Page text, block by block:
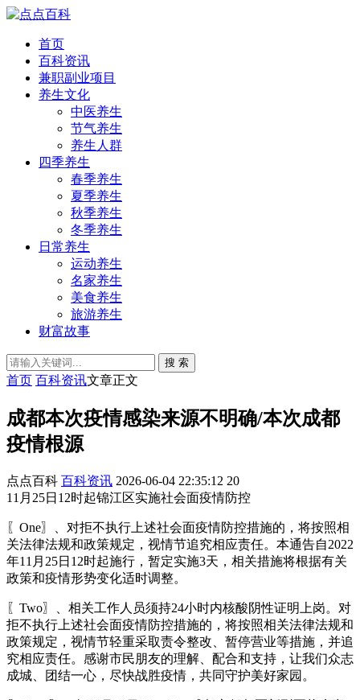
首页
百科资讯
兼职副业项目
养生文化
中医养生
节气养生
养生人群
四季养生
春季养生
夏季养生
秋季养生
冬季养生
日常养生
运动养生
名家养生
美食养生
旅游养生
财富故事
搜 索
首页 百科资讯文章正文
成都本次疫情感染来源不明确/本次成都
疫情根源
点点百科 百科资讯 2026-06-04 22:35:12 20
11月25日12时起锦江区实施社会面疫情防控
〖One〗、对拒不执行上述社会面疫情防控措施的，将按照相
关法律法规和政策规定，视情节追究相应责任。本通告自2022
年11月25日12时起施行，暂定实施3天，相关措施将根据有关
政策和疫情形势变化适时调整。
〖Two〗、相关工作人员须持24小时内核酸阴性证明上岗。对
拒不执行上述社会面疫情防控措施的，将按照相关法律法规和
政策规定，视情节轻重采取责令整改、暂停营业等措施，并追
究相应责任。感谢市民朋友的理解、配合和支持，让我们众志
成城、团结一心，尽快战胜疫情，共同守护美好家园。